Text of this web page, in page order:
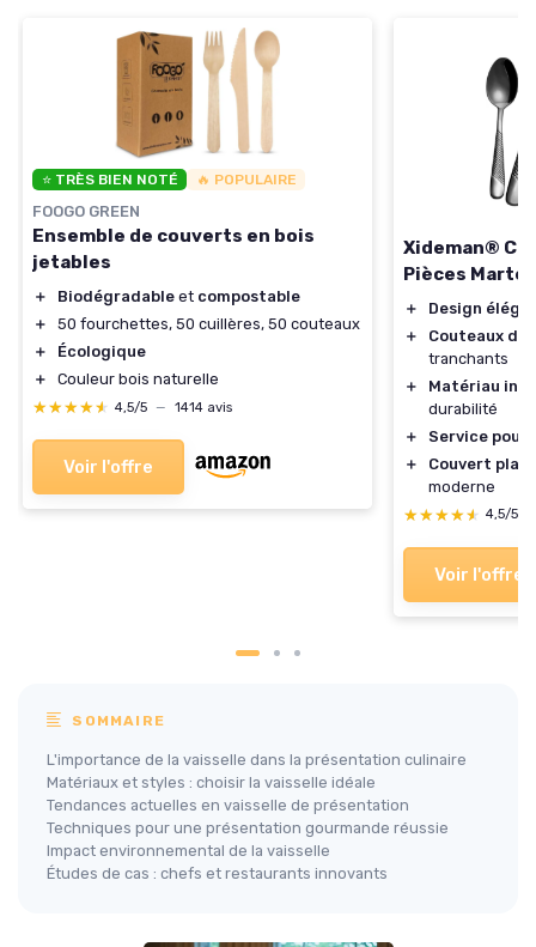
⭐ TRÈS BIEN NOTÉ 🔥 POPULAIRE
FOOGO GREEN
Ensemble de couverts en bois
jetables
＋ Biodégradable et compostable
＋
50 fourchettes, 50 cuillères, 50 couteaux
＋
Écologique
＋
Couleur bois naturelle
★★★★★
★★★★★ 4,5/5 — 1414 avis
Voir l'offre
Xideman®
Pièces
＋
Design
＋
Couteaux
tranchants
＋
Matériau
durabilité
＋
Service pour
＋
Couvert
moderne
★★★★★
★★★★★ 4,5/5
Voir l'offre
SOMMAIRE
L'importance de la vaisselle dans la présentation culinaire
Matériaux et styles : choisir la vaisselle idéale
Tendances actuelles en vaisselle de présentation
Techniques pour une présentation gourmande réussie
Impact environnemental de la vaisselle
Études de cas : chefs et restaurants innovants